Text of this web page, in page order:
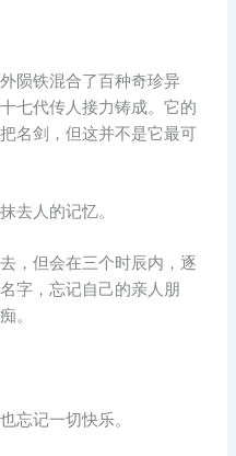
陨铁混合了百种奇珍异
七代传人接力铸成。它的
名剑，但这并不是它最可
去人的记忆。
，但会在三个时辰内，逐
字，忘记自己的亲人朋
。
忘记一切快乐。